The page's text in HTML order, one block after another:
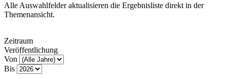
Alle Auswahlfelder aktualisieren die Ergebnisliste direkt in der
Themenansicht.
Zeitraum
Veröffentlichung
Von
Bis